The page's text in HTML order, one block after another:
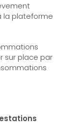
la plateforme
sur place par